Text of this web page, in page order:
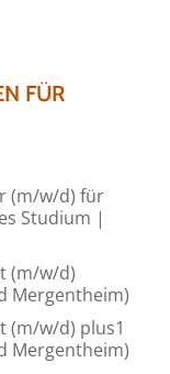
FÜR
(m/w/d) für
Studium |
(m/w/d)
Mergentheim)
(m/w/d) plus1
Mergentheim)